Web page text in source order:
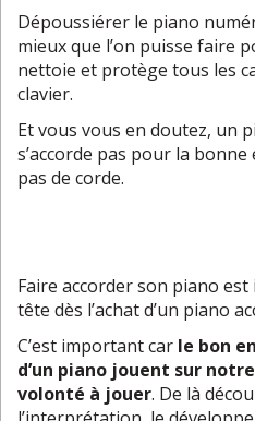
Dépoussiérer le piano
mieux que l’on puisse faire
nettoie et protège tous les
clavier.
Et vous vous en doutez, un
s’accorde pas pour la bonne
pas de corde.
Faire accorder son piano
tête dès l’achat d’un piano
C’est important car le bon
d’un piano jouent sur
volonté à jouer. De là